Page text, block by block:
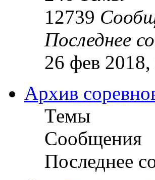
12739
Последнее
26 фев
Архив
Темы
Сообщения
Последнее